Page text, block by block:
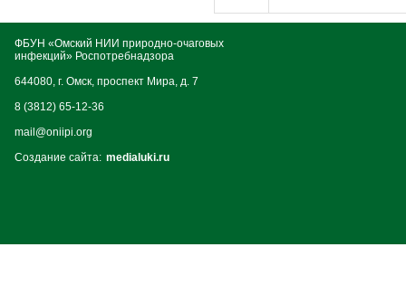
ФБУН «Омский НИИ природно-очаговых
инфекций» Роспотребнадзора
644080, г. Омск, проспект Мира, д. 7
8 (3812) 65-12-36
mail@oniipi.org
Создание сайта: medialuki.ru